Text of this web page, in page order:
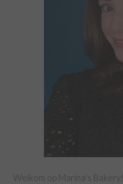
Welkom op Marina's Bakery!